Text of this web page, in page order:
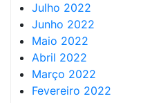
Julho 2022
Junho 2022
Maio 2022
Abril 2022
Março 2022
Fevereiro 2022